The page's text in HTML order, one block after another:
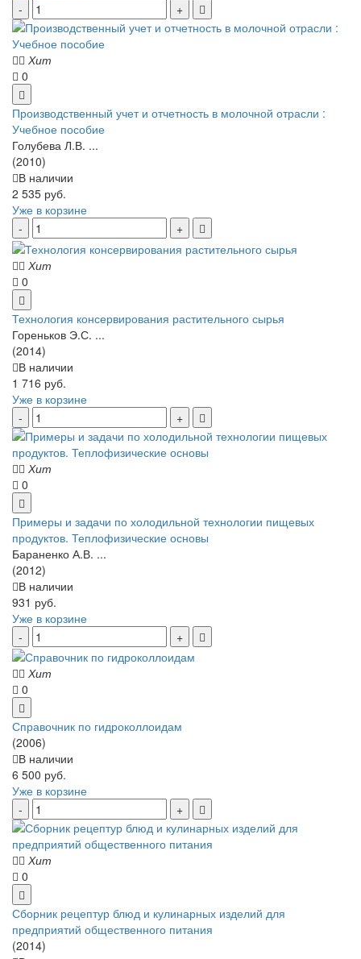
Хит
0
Производственный учет и отчетность в молочной отрасли :
Учебное пособие
Голубева Л.В. ...
(2010)
В наличии
2 535 руб.
Уже в корзине
Хит
0
Технология консервирования растительного сырья
Гореньков Э.С. ...
(2014)
В наличии
1 716 руб.
Уже в корзине
Хит
0
Примеры и задачи по холодильной технологии пищевых
продуктов. Теплофизические основы
Бараненко А.В. ...
(2012)
В наличии
931 руб.
Уже в корзине
Хит
0
Справочник по гидроколлоидам
(2006)
В наличии
6 500 руб.
Уже в корзине
Хит
0
Сборник рецептур блюд и кулинарных изделий для
предприятий общественного питания
(2014)